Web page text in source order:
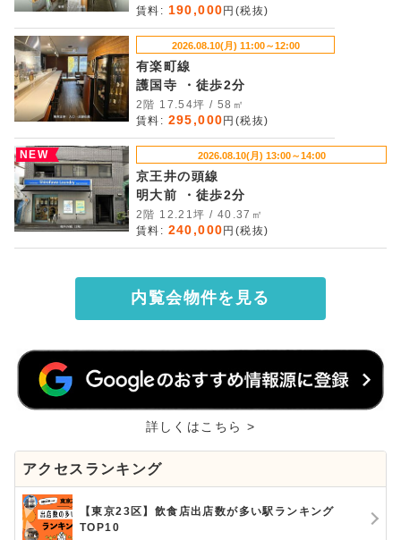
賃料: 190,000円(税抜)
2026.08.10(月) 11:00～12:00
有楽町線
護国寺 ・徒歩2分
2階 17.54坪 / 58㎡
賃料: 295,000円(税抜)
NEW 2026.08.10(月) 13:00～14:00
京王井の頭線
明大前 ・徒歩2分
2階 12.21坪 / 40.37㎡
賃料: 240,000円(税抜)
内覧会物件を見る
詳しくはこちら >
アクセスランキング
【東京23区】飲食店出店数が多い駅ランキング
TOP10